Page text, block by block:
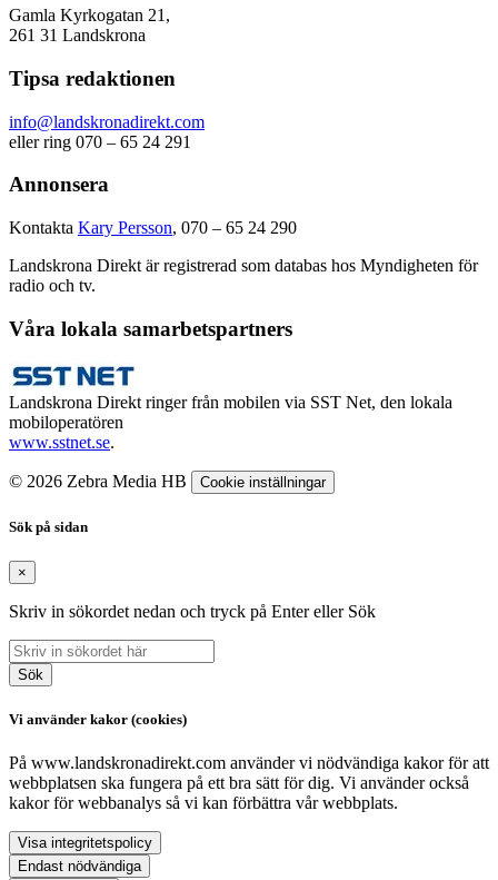
Gamla Kyrkogatan 21,
261 31 Landskrona
Tipsa redaktionen
info@landskronadirekt.com
eller ring 070 – 65 24 291
Annonsera
Kontakta Kary Persson, 070 – 65 24 290
Landskrona Direkt är registrerad som databas hos Myndigheten för
radio och tv.
Våra lokala samarbetspartners
Landskrona Direkt ringer från mobilen via SST Net, den lokala
mobiloperatören
www.sstnet.se.
© 2026 Zebra Media HB Cookie inställningar
Sök på sidan
×
Skriv in sökordet nedan och tryck på Enter eller Sök
Sök
Vi använder kakor (cookies)
På www.landskronadirekt.com använder vi nödvändiga kakor för att
webbplatsen ska fungera på ett bra sätt för dig. Vi använder också
kakor för webbanalys så vi kan förbättra vår webbplats.
Visa integritetspolicy
Endast nödvändiga